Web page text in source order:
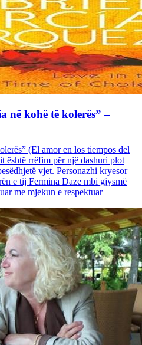
në kohë të kolerës” –
(El amor en los tiempos del
është rrëfim për një dashuri plot
vjet. Personazhi kryesor
e tij Fermina Daze mbi gjysmë
me mjekun e respektuar